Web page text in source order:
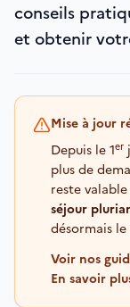
conseils
et obtenir
Mise à jour
Depuis le 1er
plus de
reste
séjour
désormais
Voir nos
En savoir